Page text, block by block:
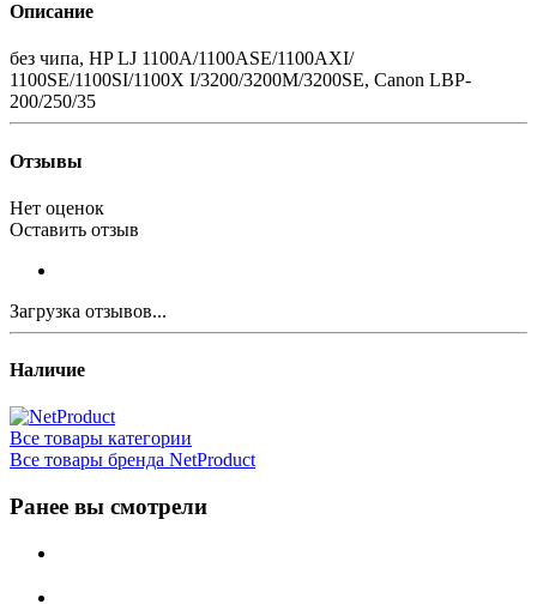
Описание
без чипа, HP LJ 1100A/1100ASE/1100AXI/
1100SE/1100SI/1100X I/3200/3200M/3200SE, Canon LBP-
200/250/35
Отзывы
Нет оценок
Оставить отзыв
Загрузка отзывов...
Наличие
Все товары категории
Все товары бренда NetProduct
Ранее вы смотрели